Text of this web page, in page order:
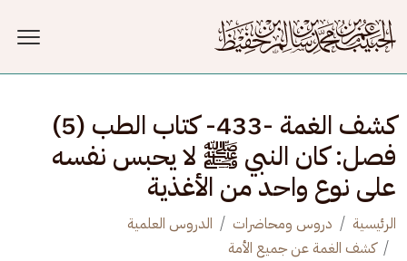
كشف الغمة -433- كتاب الطب (5)
فصل: كان النبي ﷺ لا يحبس نفسه
على نوع واحد من الأغذية
الرئيسية دروس ومحاضرات
الدروس العلمية
كشف الغمة عن جميع الأمة